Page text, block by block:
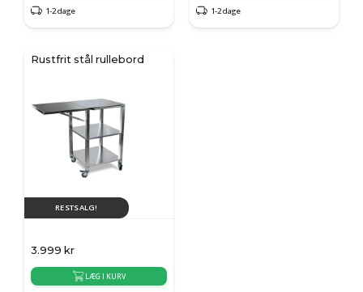
1-2 dage 1-2 dage
Rustfrit stål rullebord
RESTSALG!
3.999 kr
LÆG I KURV